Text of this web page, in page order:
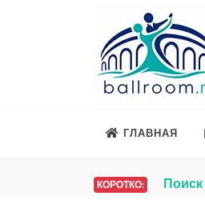
ГЛАВНАЯ
КОРОТКО: Поиск